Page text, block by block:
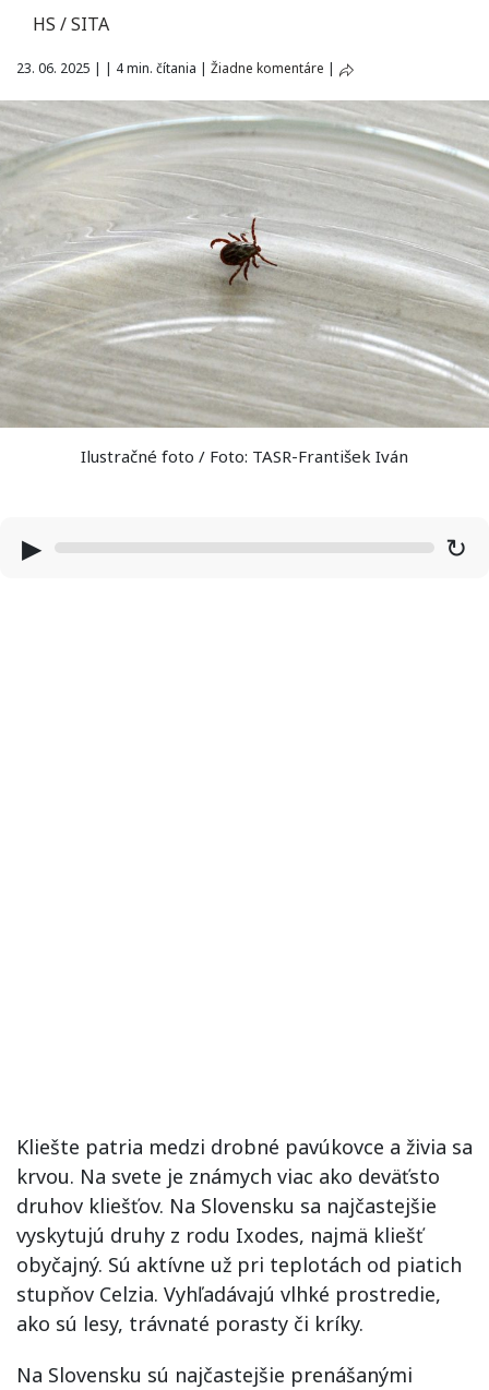
HS / SITA
23. 06. 2025 | | 4 min. čítania | Žiadne komentáre |
Ilustračné foto / Foto: TASR-František Iván
▶ ↻
Kliešte patria medzi drobné pavúkovce a živia sa
krvou. Na svete je známych viac ako deväťsto
druhov kliešťov. Na Slovensku sa najčastejšie
vyskytujú druhy z rodu Ixodes, najmä kliešť
obyčajný. Sú aktívne už pri teplotách od piatich
stupňov Celzia. Vyhľadávajú vlhké prostredie,
ako sú lesy, trávnaté porasty či kríky.
Na Slovensku sú najčastejšie prenášanými